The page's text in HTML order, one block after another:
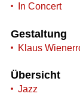
In Concert
Gestaltung
Klaus
Übersicht
Jazz